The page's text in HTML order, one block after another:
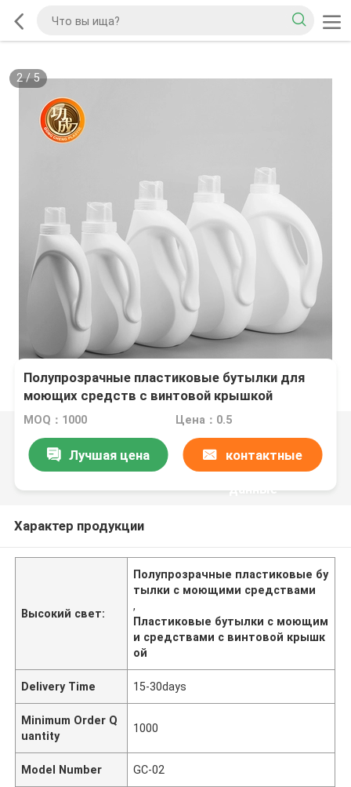
2/5
Полупрозрачные пластиковые бутылки для
моющих средств с винтовой крышкой
MOQ：1000 Цена：0.5
Лучшая цена контактные
данные
Характер продукции
Высокий свет:
Полупрозрачные пластиковые бу
тылки с моющими средствами
,
Пластиковые бутылки с моющим
и средствами с винтовой крышк
ой
Delivery Time 15-30days
Minimum Order Q
uantity
1000
Model Number GC-02